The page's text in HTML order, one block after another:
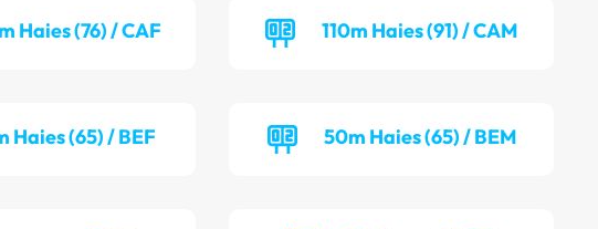
Haies (76) / CAF 110m Haies (91) / CAM
Haies (65) / BEF 50m Haies (65) / BEM